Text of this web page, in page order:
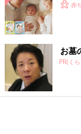
赤
お墓
PR(く